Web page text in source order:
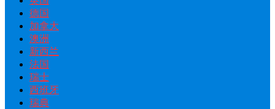
德国
加拿大
澳洲
新西兰
法国
瑞士
西班牙
瑞典